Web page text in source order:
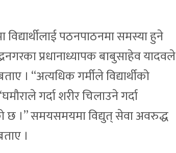
विद्यार्थीलाई पठनपाठनमा समस्या हुने
प्रधानाध्यापक बाबुसाहेव यादवले
। “अत्यधिक गर्मीले विद्यार्थीको
गर्दा शरीर चिलाउने गर्दा
छ ।” समयसमयमा विद्युत् सेवा अवरुद्ध
।